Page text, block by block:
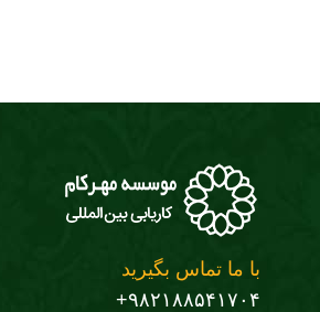
با ما تماس بگیرید
۹۸۲۱۸۸۵۴۱۷۰۴+